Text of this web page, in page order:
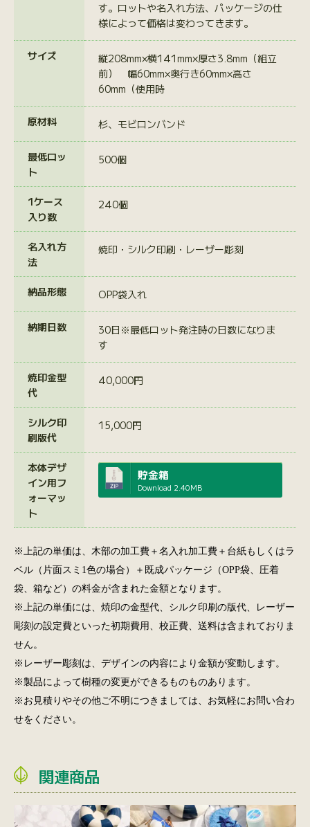
す。ロットや名入れ方法、パッケージの仕
様によって価格は変わってきます。
サイズ
縦208mm×横141mm×厚さ3.8mm（組立
前） 幅60mm×奥行き60mm×高さ
60mm（使用時
原材料 杉、モビロンバンド
最低ロッ
ト
500個
1ケース
入り数
240個
名入れ方
法
焼印・シルク印刷・レーザー彫刻
納品形態 OPP袋入れ
納期日数
30日※最低ロット発注時の日数になりま
す
焼印金型
代
40,000円
シルク印
刷版代
15,000円
本体デザ
イン用フ
ォーマッ
ト
貯金箱
Download 2.40MB
※上記の単価は、木部の加工費＋名入れ加工費＋台紙もしくはラ
ベル（片面スミ1色の場合）＋既成パッケージ（OPP袋、圧着
袋、箱など）の料金が含まれた金額となります。
※上記の単価には、焼印の金型代、シルク印刷の版代、レーザー
彫刻の設定費といった初期費用、校正費、送料は含まれておりま
せん。
※レーザー彫刻は、デザインの内容により金額が変動します。
※製品によって樹種の変更ができるものものあります。
※お見積りやその他ご不明につきましては、お気軽にお問い合わ
せをください。
関連商品